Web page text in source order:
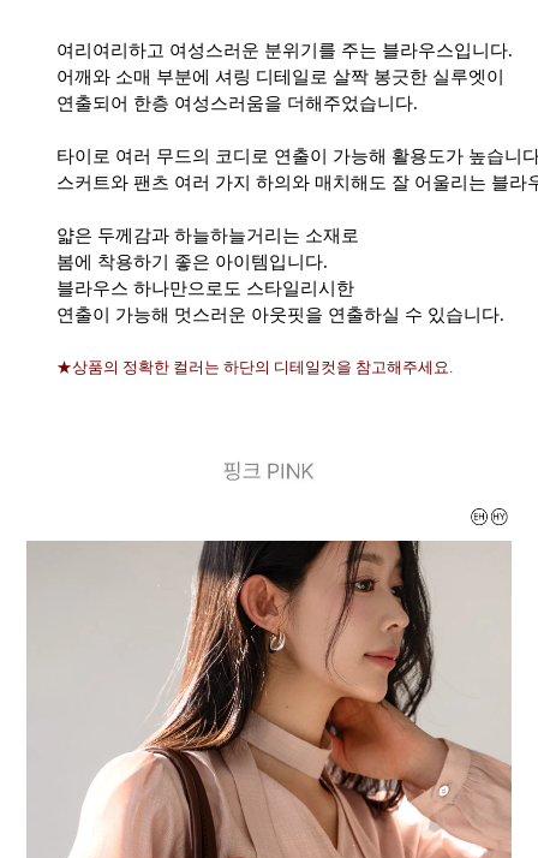
여리여리하고 여성스러운 분위기를 주는 블라우스입니다.
어깨와 소매 부분에 셔링 디테일로 살짝 봉긋한 실루엣이
연출되어 한층 여성스러움을 더해주었습니다.
타이로 여러 무드의 코디로 연출이 가능해 활용도가 높습니
스커트와 팬츠 여러 가지 하의와 매치해도 잘 어울리는 블라
얇은 두께감과 하늘하늘거리는 소재로
봄에 착용하기 좋은 아이템입니다.
블라우스 하나만으로도 스타일리시한
연출이 가능해 멋스러운 아웃핏을 연출하실 수 있습니다.
★상품의 정확한 컬러는 하단의 디테일컷을 참고해주세요.